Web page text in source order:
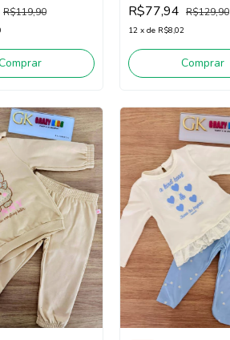
Caramelo)
R$119,90 R$77,94 R$129,90
12 x de R$8,02
Comprar